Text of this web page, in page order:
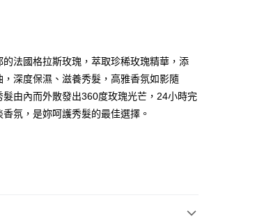
的法國格拉斯玫瑰，萃取珍稀玫瑰精華，添
，深度保濕、滋養秀髮，高雅香氛如影隨
髮由內而外散發出360度玫瑰光芒，24小時完
氛，是妳呵護秀髮的最佳選擇。